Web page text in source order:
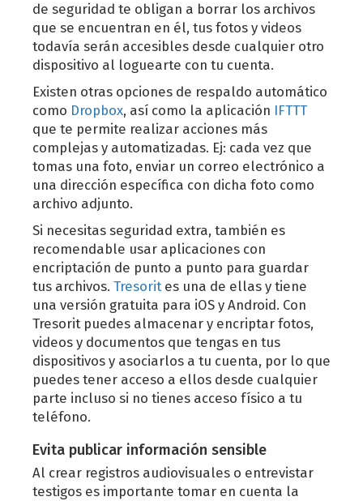
de seguridad te obligan a borrar los archivos
que se encuentran en él, tus fotos y videos
todavía serán accesibles desde cualquier otro
dispositivo al loguearte con tu cuenta.
Existen otras opciones de respaldo automático
como Dropbox, así como la aplicación IFTTT
que te permite realizar acciones más
complejas y automatizadas. Ej: cada vez que
tomas una foto, enviar un correo electrónico a
una dirección específica con dicha foto como
archivo adjunto.
Si necesitas seguridad extra, también es
recomendable usar aplicaciones con
encriptación de punto a punto para guardar
tus archivos. Tresorites una de ellas y tiene
una versión gratuita para iOS y Android. Con
Tresorit puedes almacenar y encriptar fotos,
videos y documentos que tengas en tus
dispositivos y asociarlos a tu cuenta, por lo que
puedes tener acceso a ellos desde cualquier
parte incluso si no tienes acceso físico a tu
teléfono.
Evita publicar información sensible
Al crear registros audiovisuales o entrevistar
testigos es importante tomar en cuenta la